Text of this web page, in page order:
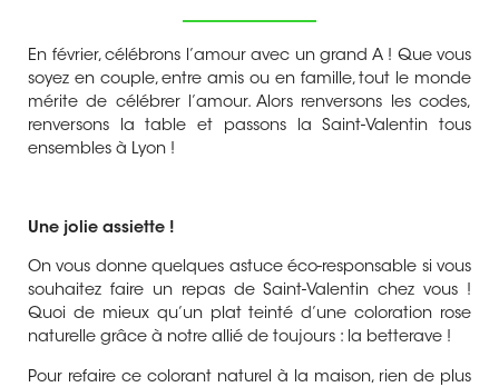
En février, célébrons l’amour avec un grand A ! Que vous
soyez en couple, entre amis ou en famille, tout le monde
mérite de célébrer l’amour. Alors renversons les codes,
renversons la table et passons la Saint-Valentin tous
ensembles à Lyon !
Une jolie assiette !
On vous donne quelques astuce éco-responsable si vous
souhaitez faire un repas de Saint-Valentin chez vous !
Quoi de mieux qu’un plat teinté d’une coloration rose
naturelle grâce à notre allié de toujours : la betterave !
Pour refaire ce colorant naturel à la maison, rien de plus